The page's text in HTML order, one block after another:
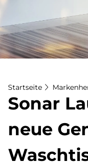
Startseite
So­nar
neue